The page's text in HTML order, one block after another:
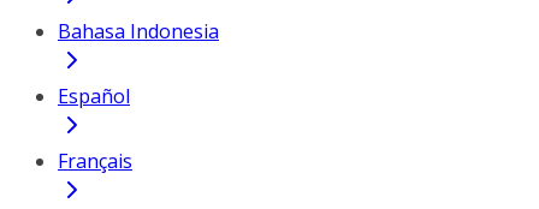
Bahasa Indonesia
Español
Français